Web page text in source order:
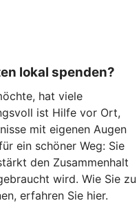
lokal spenden?
hat viele
ist Hilfe vor Ort,
mit eigenen Augen
ein schöner Weg: Sie
den Zusammenhalt
wird. Wie Sie zu
erfahren Sie hier.